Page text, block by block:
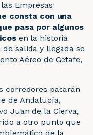
Empresas
consta con una
pasa por algunos
en la historia
salida y llegada se
Aéreo de Getafe,
corredores pasarán
de Andalucía,
Juan de la Cierva,
a otro punto que
de la